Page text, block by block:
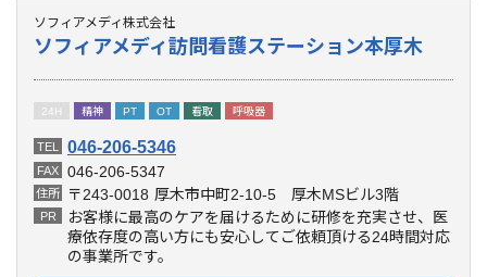
ソフィアメディ株式会社
ソフィアメディ訪問看護ステーション本厚木
24H 精神 PT OT 看取 呼吸器
TEL 046-206-5346
FAX 046-206-5347
住所 〒243-0018 厚木市中町2-10-5 厚木MSビル3階
PR
お客様に最高のケアを届けるために研修を充実させ、医
療依存度の高い方にも安心してご依頼頂ける24時間対応
の事業所です。